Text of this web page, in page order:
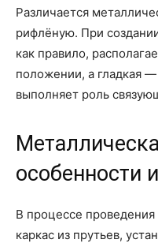
Различается
рифлёную. При
как правило,
положении, а гладкая
выполняет роль
особенности
В процессе
каркас из прутьев,